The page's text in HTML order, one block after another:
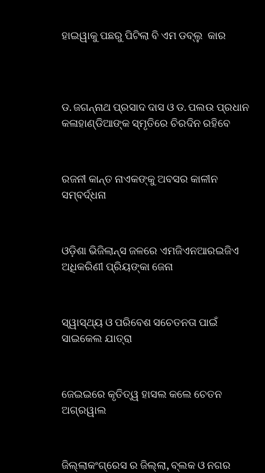
ହାଇୱାକୁ ପଛରୁ ପିଟିଲା ବି ଏମ ଡବ୍ଲୁ କାର
ଡ. ଜଗନ୍ନାଥ ପ୍ରସାଦ ଦାସ ଓ ଡ. ପଲଉ ପ୍ରଧାନ
କଳାହାଣ୍ଡିଆଙ୍କ ସ୍ମୃତିରେ ଚିରଦିନ ରହିବେ
ରଜନୀ କାନ୍ତ ନାଏକଙ୍କୁ ଅବସର କାଳୀନ
ସମ୍ବର୍ଦ୍ଧନା
ଓଡ଼ିଶା ଭିଜିଲାନ୍ସ ଜଳରେ ଏମଜିଏନଆରଇଜିଏ
ଅଧିକରିଣୀ ପ୍ରିୟଙ୍କା ଜେନା
ସ୍ୱାସ୍ଥ୍ୟ ଓ ପରିବେଶ ସଚେତନତା ପାଇଁ
ସାଇକେଲ ଯାତ୍ରା
ଜେଇଇରେ କୃତିତ୍ୱ ହାସଲ କଲେ ଚେତନ
ଅଗ୍ରୱାଲ
ଜିଲ୍ଲାକଂଗ୍ରେସ ର ଜିଲ୍ଲା, ବ୍ଲକ ଓ ନଗର